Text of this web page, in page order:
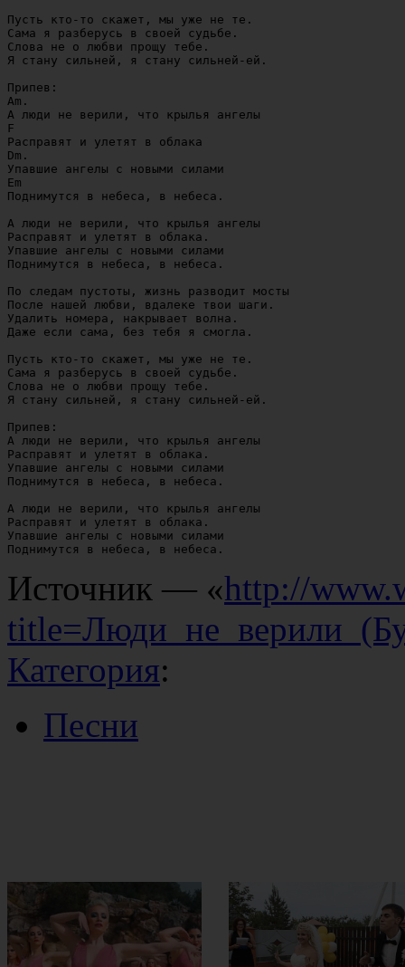
Пусть кто-то скажет, мы уже не те.
Сама я разберусь в своей судьбе.
Слова не о любви прощу тебе.
Я стану сильней, я стану сильней-ей.
Припев:
Am.
А люди не верили, что крылья ангелы
F
Расправят и улетят в облака
Dm.
Упавшие ангелы с новыми силами
Em
Поднимутся в небеса, в небеса.
А люди не верили, что крылья ангелы
Расправят и улетят в облака.
Упавшие ангелы с новыми силами
Поднимутся в небеса, в небеса.
По следам пустоты, жизнь разводит мосты
После нашей любви, вдалеке твои шаги.
Удалить номера, накрывает волна.
Даже если сама, без тебя я смогла.
Пусть кто-то скажет, мы уже не те.
Сама я разберусь в своей судьбе.
Слова не о любви прощу тебе.
Я стану сильней, я стану сильней-ей.
Припев:
А люди не верили, что крылья ангелы
Расправят и улетят в облака.
Упавшие ангелы с новыми силами
Поднимутся в небеса, в небеса.
А люди не верили, что крылья ангелы
Расправят и улетят в облака.
Упавшие ангелы с новыми силами
Источник — «http://
Категория:
Песни